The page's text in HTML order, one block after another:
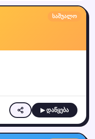
საშუალო
▶ დაწყება